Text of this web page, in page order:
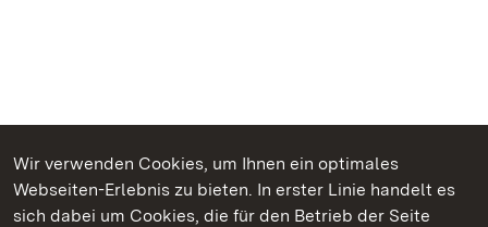
Wir verwenden Cookies, um Ihnen ein optimales
Webseiten-Erlebnis zu bieten. In erster Linie handelt es
sich dabei um Cookies, die für den Betrieb der Seite
Kommen. Staunen. Genießen.